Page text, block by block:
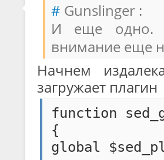
# Gunslinger :
И еще одно.
внимание еще
Начнем
загружает плагин
function
{
global